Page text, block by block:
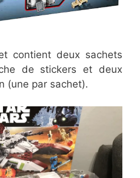
contient deux sachets
de stickers et deux
(une par sachet).